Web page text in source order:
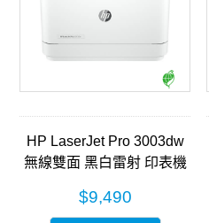
HP LaserJet Pro 3003dw
無線雙面 黑白雷射 印表機
$9,490